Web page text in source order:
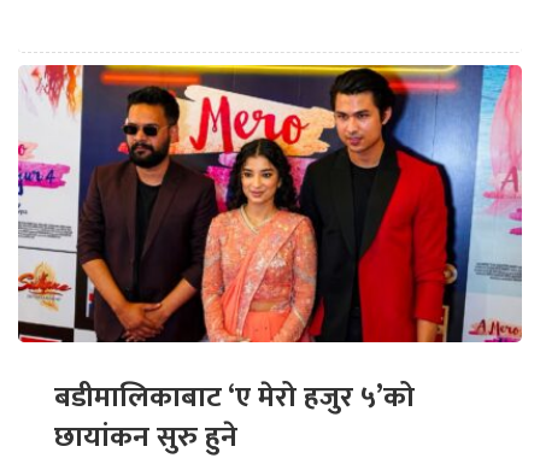
बडीमालिकाबाट ‘ए मेरो हजुर ५’को
छायांकन सुरु हुने